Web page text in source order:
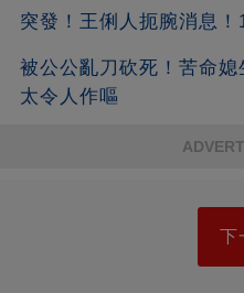
突發！王俐人扼腕消息
被公公亂刀砍死！苦命
太令人作嘔
下